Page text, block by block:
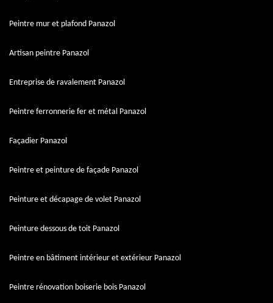
Peintre mur et plafond Panazol
Artisan peintre Panazol
Entreprise de ravalement Panazol
Peintre ferronnerie fer et métal Panazol
Façadier Panazol
Peintre et peinture de façade Panazol
Peinture et décapage de volet Panazol
Peinture dessous de toit Panazol
Peintre en bâtiment intérieur et extérieur Panazol
Peintre rénovation boiserie bois Panazol